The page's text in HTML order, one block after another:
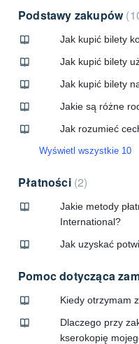
Podstawy zakupów
Jak kupić bilety
Jak kupić bilety
Jak kupić bilety
Jakie są różne
Jak rozumieć
Wyświetl wszystkie 10
Płatności 2
Jakie metody
International?
Jak uzyskać
Pomoc dotycząca
Kiedy otrzymam
Dlaczego przy
kserokopię